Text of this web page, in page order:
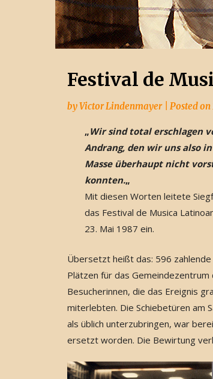
Festival de
byVictor Lindenmayer Posted on
„Wir sind total erschlagen
Andrang, den wir uns also
Masse überhaupt nicht
konnten.„
Mit diesen Worten leitete
das Festival de Musica
23. Mai 1987 ein.
Übersetzt heißt das: 596
Plätzen für das
Besucherinnen, die das Ereignis
miterlebten. Die Schiebetüren am
als üblich unterzubringen, war
ersetzt worden. Die Bewirtung